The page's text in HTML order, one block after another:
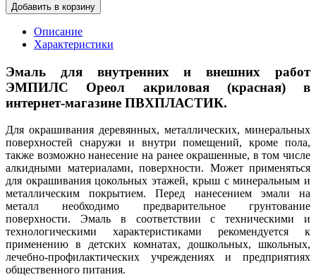
Добавить в корзину
Описание
Характеристики
Эмаль для внутренних и внешних работ
ЭМПИЛС Ореол акриловая (красная) в
интернет-магазине ПВХПЛАСТИК.
Для окрашивания деревянных, металлических, минеральных
поверхностей снаружи и внутри помещений, кроме пола,
также возможно нанесение на ранее окрашенные, в том числе
алкидными материалами, поверхности. Может применяться
для окрашивания цокольных этажей, крыш с минеральным и
металлическим покрытием. Перед нанесением эмали на
металл необходимо предварительное грунтование
поверхности. Эмаль в соответствии с техническими и
технологическими характеристиками рекомендуется к
применению в детских комнатах, дошкольных, школьных,
лечебно-профилактических учреждениях и предприятиях
общественного питания.